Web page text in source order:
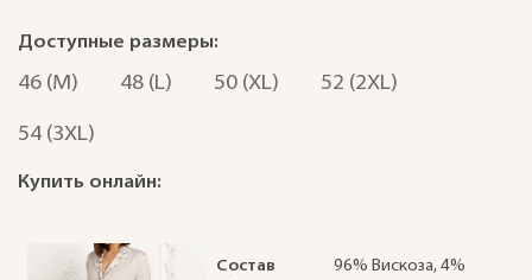
Доступные размеры:
46 (M) 48 (L) 50 (XL) 52 (2XL)
54 (3XL)
Купить онлайн:
Состав
96% Вискоза, 4%